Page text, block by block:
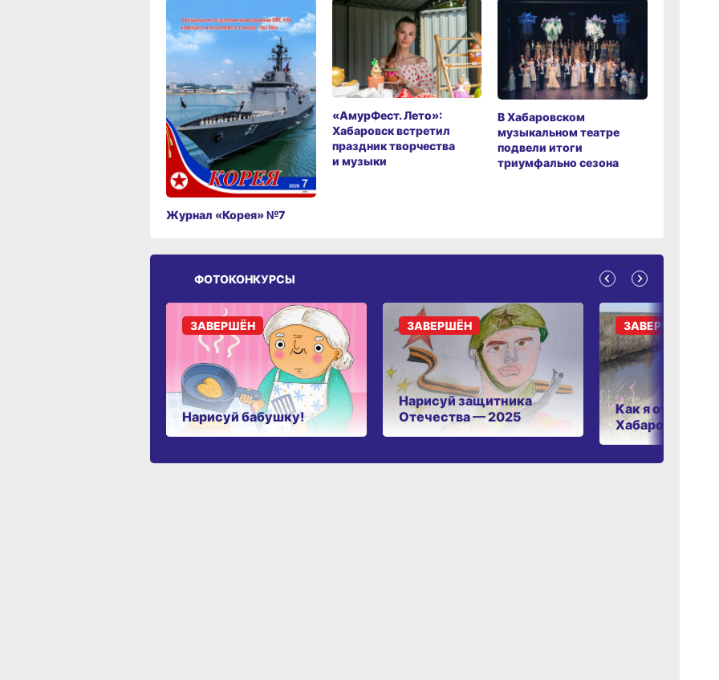
Журнал «Корея» №7
«АмурФест. Лето»:
Хабаровск встретил
праздник творчества
и музыки
В Хабаровском
музыкальном театре
подвели итоги
триумфально сезона
ФОТОКОНКУРСЫ
Нарисуй бабушку!
ЗАВЕРШЁН
Нарисуй защитника
Отечества — 2025
ЗАВЕРШЁН
Как я отдыхаю в
Хабаровском
ЗАВЕРШЁН